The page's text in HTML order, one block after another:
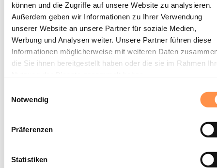
können und die Zugriffe auf unsere Website zu analysieren.
Außerdem geben wir Informationen zu Ihrer Verwendung
unserer Website an unsere Partner für soziale Medien,
Werbung und Analysen weiter. Unsere Partner führen diese
Informationen möglicherweise mit weiteren Daten
die Sie ihnen bereitgestellt haben oder die sie im Rahmen
Notwendig
Präferenzen
Statistiken